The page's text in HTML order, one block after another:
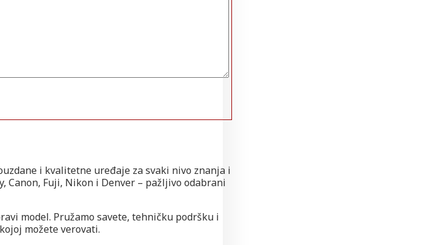
i kvalitetne uređaje za svaki nivo znanja i
Canon, Fuji, Nikon i Denver – pažljivo odabrani
model. Pružamo savete, tehničku podršku i
možete verovati.